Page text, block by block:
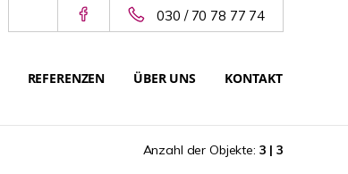
030 / 70 78 77 74
REFERENZEN ÜBER UNS KONTAKT
Anzahl der Objekte: 3 | 3